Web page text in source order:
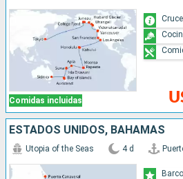
Comidas incluidas
ESTADOS UNIDOS, BAHAMAS
Utopia of the Seas 4 d